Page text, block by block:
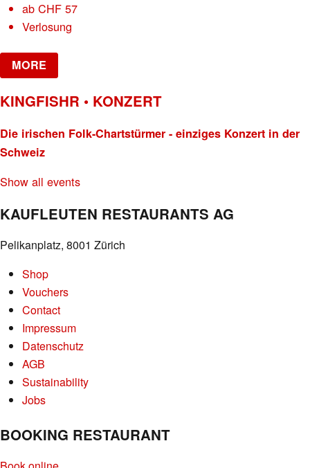
abCHF 57
Verlosung
MORE
KINGFISHR • KONZERT
Die irischen Folk-Chartstürmer - einziges Konzert in der
Schweiz
Show all events
KAUFLEUTEN RESTAURANTS AG
Pelikanplatz, 8001 Zürich
Shop
Vouchers
Contact
Impressum
Datenschutz
AGB
Sustainability
Jobs
BOOKING RESTAURANT